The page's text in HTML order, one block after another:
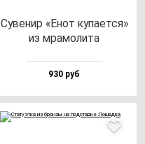
Суве­нир «Енот ку­па­ет­ся»
из мра­мо­ли­та
930 руб